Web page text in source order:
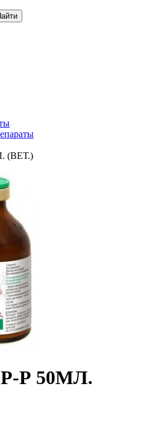
(ВЕТ.)
Р 50МЛ.